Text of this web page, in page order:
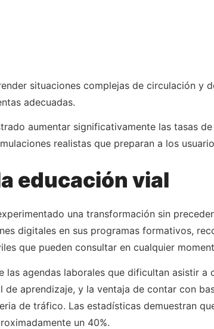
situaciones complejas de circulación y
adecuadas.
aumentar significativamente las tasas
realistas que preparan a los
educación vial
una transformación sin
digitales en sus programas formativos,
que pueden consultar en cualquier
agendas laborales que dificultan asistir a
aprendizaje, y la ventaja de contar con
de tráfico. Las estadísticas demuestran
un 40%.